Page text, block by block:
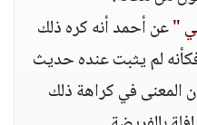
"عن أحمد أنه كره ذلك
لم يثبت عنده حديث
المعنى في كراهة ذلك